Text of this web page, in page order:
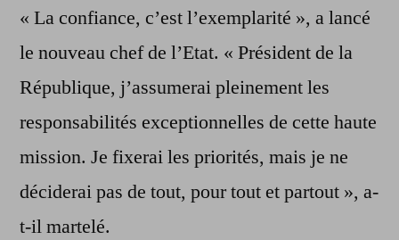
« La confiance, c’est l’exemplarité », a lancé
le nouveau chef de l’Etat. « Président de la
République, j’assumerai pleinement les
responsabilités exceptionnelles de cette haute
mission. Je fixerai les priorités, mais je ne
déciderai pas de tout, pour tout et partout », a-
t-il martelé.